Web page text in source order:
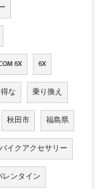
6X 6X
な 乗り換え
秋田市 福島県
バイクアクセサリー
ンタイン